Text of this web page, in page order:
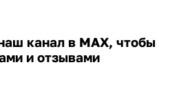
канал в MAX, чтобы
и отзывами